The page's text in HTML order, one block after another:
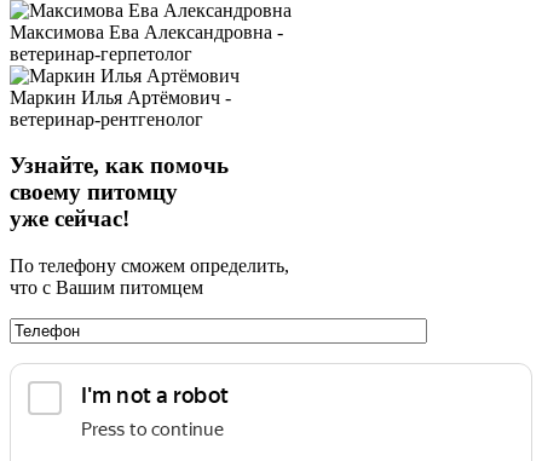
Максимова Ева Александровна -
ветеринар-герпетолог
Маркин Илья Артёмович -
ветеринар-рентгенолог
Узнайте, как помочь
своему питомцу
уже сейчас!
По телефону сможем определить,
что с Вашим питомцем